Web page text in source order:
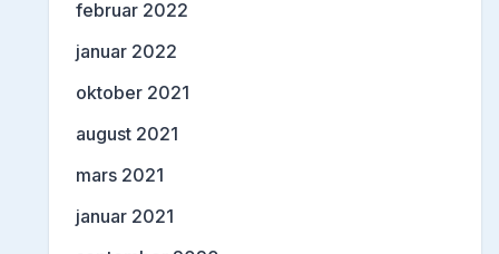
februar 2022
januar 2022
oktober 2021
august 2021
mars 2021
januar 2021